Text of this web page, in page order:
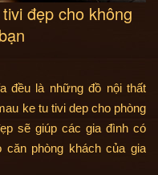
đẹp cho không
đều là những đồ nội thất
ke tu tivi dep cho phòng
sẽ giúp các gia đình có
phòng khách của gia